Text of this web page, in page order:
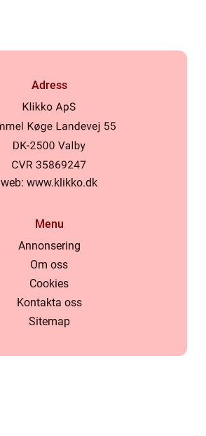
Adress
web: www.klikko.dk
Menu
Annonsering
Om oss
Cookies
Kontakta oss
Sitemap